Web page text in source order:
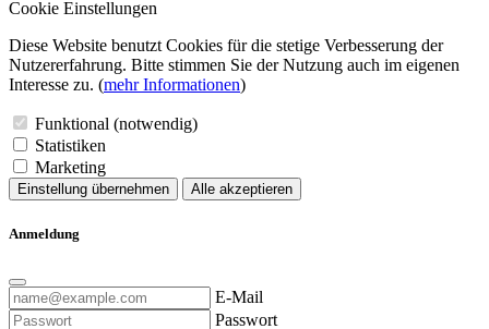
Cookie Einstellungen
Diese Website benutzt Cookies für die stetige Verbesserung der
Nutzererfahrung. Bitte stimmen Sie der Nutzung auch im eigenen
Interesse zu. (mehr Informationen)
Funktional (notwendig)
Statistiken
Marketing
Einstellung übernehmen Alle akzeptieren
Anmeldung
E-Mail
Passwort